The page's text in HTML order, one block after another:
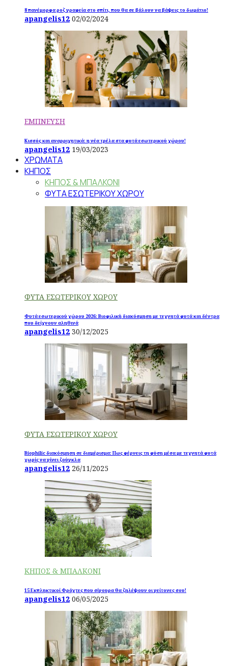
8 πανέμορφα ροζ γραφεία στο σπίτι, που θα σε βάλουν να βάψεις το δωμάτιο!
apangelis12 02/02/2024
ΕΜΠΝΕΥΣΗ
Κισσός και αναρριχητικά: η νέα τρέλα στα φυτά εσωτερικού χώρου!
apangelis12 19/03/2023
ΧΡΩΜΑΤΑ
ΚΗΠΟΣ
ΚΗΠΟΣ & ΜΠΑΛΚΟΝΙ
ΦΥΤΑ ΕΣΩΤΕΡΙΚΟΥ ΧΩΡΟΥ
ΦΥΤΑ ΕΣΩΤΕΡΙΚΟΥ ΧΩΡΟΥ
Φυτά εσωτερικού χώρου 2026: Βιοφιλική διακόσμηση με τεχνητά φυτά και δέντρα
που δείχνουν αληθινά
apangelis12 30/12/2025
ΦΥΤΑ ΕΣΩΤΕΡΙΚΟΥ ΧΩΡΟΥ
Biophilic διακόσμηση σε διαμέρισμα: Πως φέρνεις τη φύση μέσα με τεχνητά φυτά
χωρίς να γίνει ζούγκλα
apangelis12 26/11/2025
ΚΗΠΟΣ & ΜΠΑΛΚΟΝΙ
15 Εκπληκτικοί Φράχτες που σίγουρα θα ζηλέψουν οι γείτονες σου!
apangelis12 06/05/2025